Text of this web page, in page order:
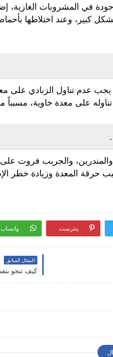
في المشروبات الغازية،
كبير، وعند اختلاطها
عدم تناول الزبادي على
على معدة خاوية،
والجريب فروت
حرقة المعدة وزيادة خطر
بنترست واتساب
المقال السابق
كيف تنجو